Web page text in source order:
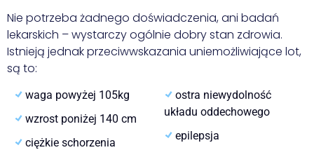
Nie potrzeba żadnego doświadczenia, ani badań
lekarskich – wystarczy ogólnie dobry stan zdrowia.
Istnieją jednak przeciwwskazania uniemożliwiające lot,
są to:
waga powyżej 105kg
wzrost poniżej 140 cm
ciężkie schorzenia
ostra niewydolność
układu oddechowego
epilepsja